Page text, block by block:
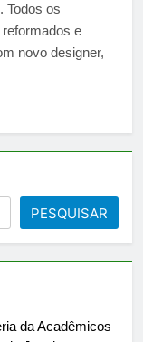
Todos os
e
novo designer,
PESQUISAR
da Acadêmicos